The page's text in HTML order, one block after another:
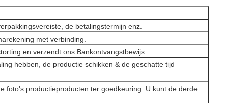
de betalingstermijn enz.
met verbinding.
en verzendt ons Bankontvangstbewijs.
hebben, de productie schikken & de geschatte tijd
foto's productieproducten ter goedkeuring. U kunt de derde